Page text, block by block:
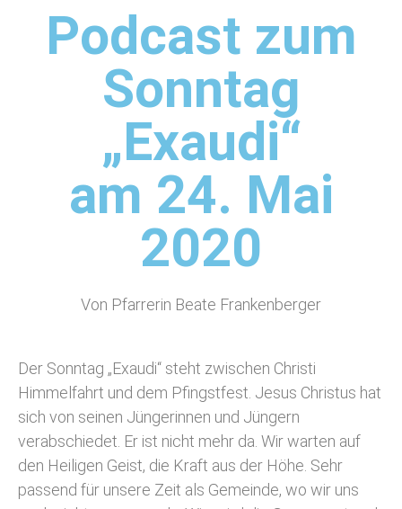
Podcast zum
Sonntag
„Exaudi“
am 24. Mai
2020
Von Pfarrerin Beate Frankenberger
Der Sonntag „Exaudi“ steht zwischen Christi
Himmelfahrt und dem Pfingstfest. Jesus Christus hat
sich von seinen Jüngerinnen und Jüngern
verabschiedet. Er ist nicht mehr da. Wir warten auf
den Heiligen Geist, die Kraft aus der Höhe. Sehr
passend für unsere Zeit als Gemeinde, wo wir uns